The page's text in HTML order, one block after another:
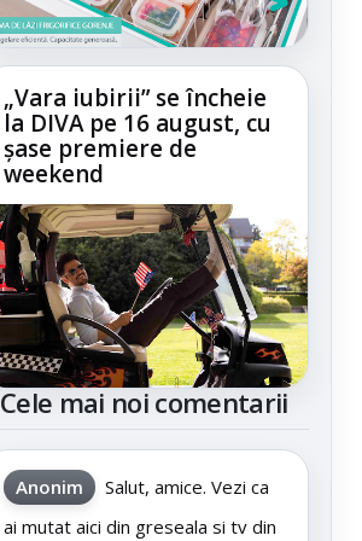
„Vara iubirii” se încheie
la DIVA pe 16 august, cu
șase premiere de
weekend
Cele mai noi comentarii
Anonim
Salut, amice. Vezi ca
ai mutat aici din greseala si tv din